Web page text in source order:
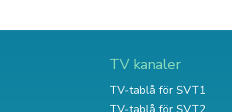
TV kanaler
TV-tablå för SVT1